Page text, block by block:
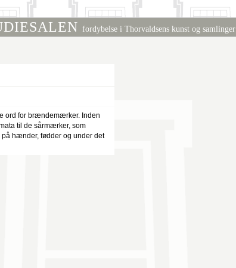
fordybelse i Thorvaldsens kunst og samlinger
ord for brændemærker. Inden
til de sårmærker, som
hænder, fødder og under det